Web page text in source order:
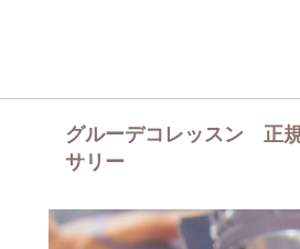
グルーデコレッスン 正
サリー